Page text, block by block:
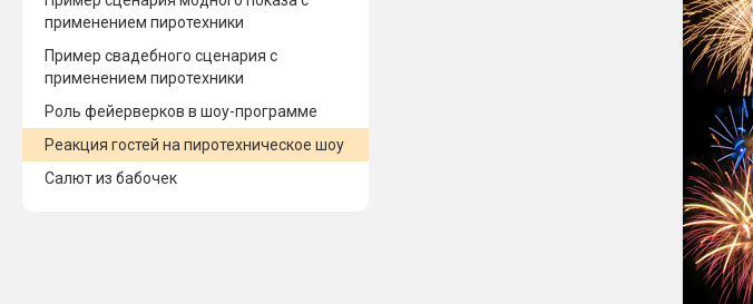
применением пиротехники
Пример свадебного сценария с
применением пиротехники
Роль фейерверков в шоу-программе
Реакция гостей на пиротехническое шоу
Салют из бабочек